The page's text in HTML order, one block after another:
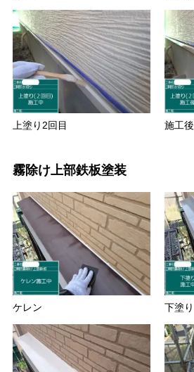
上塗り2回目 施工後
霧除け上部鉄板塗装
ケレン 下塗り